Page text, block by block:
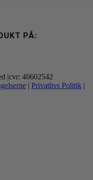
PÅ:
|cvr: 40602542
| Privatlivs Politik |